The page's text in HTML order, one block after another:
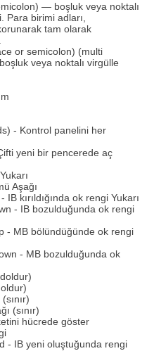
— boşluk veya noktalı
Para birimi adları,
tam olarak
or semicolon) (multi
veya noktalı virgülle
- Kontrol panelini her
yeni bir pencerede aç
Aşağı
kırıldığında ok rengi Yukarı
- IB bozulduğunda ok rengi
- MB bölündüğünde ok rengi
- MB bozulduğunda ok
(sınır)
hücrede göster
- IB yeni oluştuğunda rengi